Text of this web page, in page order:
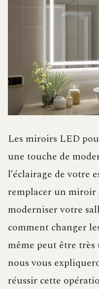
Les miroirs LED
une touche de
l’éclairage de votre
remplacer un
moderniser votre
comment changer
même peut être
nous vous
réussir cette